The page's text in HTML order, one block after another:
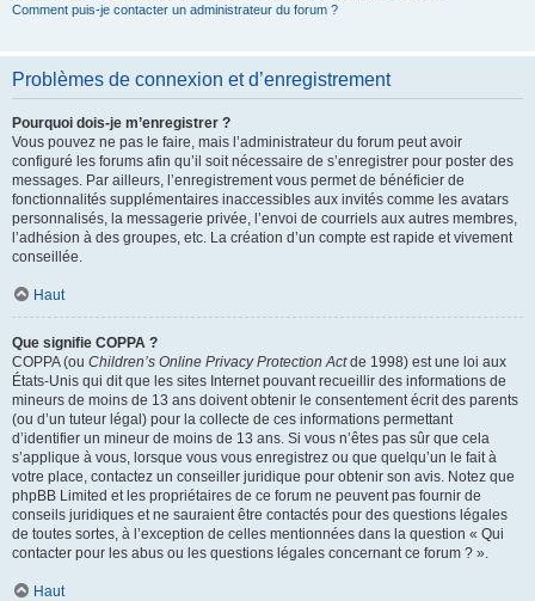
Comment puis-je contacter un administrateur du forum ?
Problèmes de connexion et d’enregistrement
Pourquoi dois-je m’enregistrer ?
Vous pouvez ne pas le faire, mais l’administrateur du forum peut avoir
configuré les forums afin qu’il soit nécessaire de s’enregistrer pour poster des
messages. Par ailleurs, l’enregistrement vous permet de bénéficier de
fonctionnalités supplémentaires inaccessibles aux invités comme les avatars
personnalisés, la messagerie privée, l’envoi de courriels aux autres membres,
l’adhésion à des groupes, etc. La création d’un compte est rapide et vivement
conseillée.
Haut
Que signifie COPPA ?
COPPA (ou Children’s Online Privacy Protection Actde 1998) est une loi aux
États-Unis qui dit que les sites Internet pouvant recueillir des informations de
mineurs de moins de 13 ans doivent obtenir le consentement écrit des parents
(ou d’un tuteur légal) pour la collecte de ces informations permettant
d’identifier un mineur de moins de 13 ans. Si vous n’êtes pas sûr que cela
s’applique à vous, lorsque vous vous enregistrez ou que quelqu’un le fait à
votre place, contactez un conseiller juridique pour obtenir son avis. Notez que
phpBB Limited et les propriétaires de ce forum ne peuvent pas fournir de
conseils juridiques et ne sauraient être contactés pour des questions légales
de toutes sortes, à l’exception de celles mentionnées dans la question « Qui
contacter pour les abus ou les questions légales concernant ce forum ? ».
Haut